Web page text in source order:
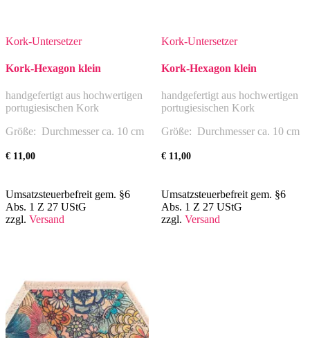
Kork-Untersetzer
Kork-Hexagon klein
handgefertigt aus hochwertigen
portugiesischen Kork
Größe: Durchmesser ca. 10 cm
€ 11,00
Umsatzsteuerbefreit gem. §6
Abs. 1 Z 27 UStG
zzgl. Versand
Kork-Untersetzer
Kork-Hexagon klein
handgefertigt aus hochwertigen
portugiesischen Kork
Größe: Durchmesser ca. 10 cm
€11,00
Umsatzsteuerbefreit gem. §6
Abs. 1 Z 27 UStG
zzgl. Versand